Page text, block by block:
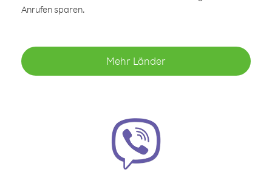
Anrufen sparen.
Mehr Länder